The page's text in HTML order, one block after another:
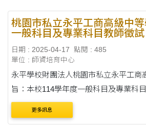
桃園市私立永平工商高級中
一般科目及專業科目教師徵試
日期 : 2025-04-17
點閱 : 485
單位 : 師資培育中心
永平學校財團法人桃園市私立永平工商高
旨：本校114學年度一般科目及專業科
惠予公告周知，並歡迎踴躍報考，請查照。 說明： 一、
114學年度一般科目及專業科目教....
更多訊息